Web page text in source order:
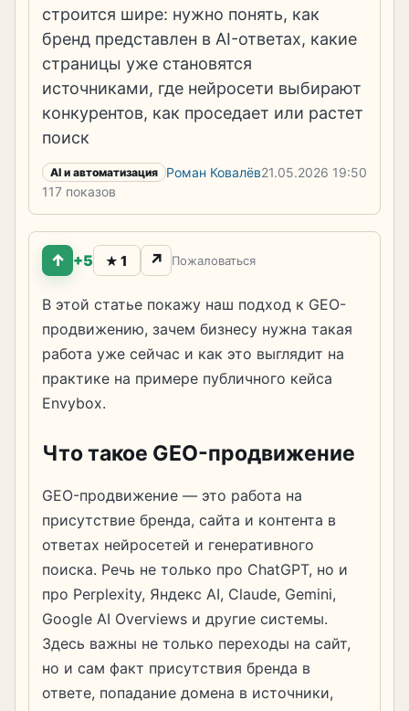
строится шире: нужно понять, как
бренд представлен в AI-ответах, какие
страницы уже становятся
источниками, где нейросети выбирают
конкурентов, как проседает или растет
поиск
AI и автоматизация Роман Ковалёв21.05.2026 19:50
117 показов
↑ +5 ★ 1 ↗ Пожаловаться
В этой статье покажу наш подход к GEO-
продвижению, зачем бизнесу нужна такая
работа уже сейчас и как это выглядит на
практике на примере публичного кейса
Envybox.
Что такое GEO-продвижение
GEO-продвижение — это работа на
присутствие бренда, сайта и контента в
ответах нейросетей и генеративного
поиска. Речь не только про ChatGPT, но и
про Perplexity, Яндекс AI, Claude, Gemini,
Google AI Overviews и другие системы.
Здесь важны не только переходы на сайт,
но и сам факт присутствия бренда в
ответе, попадание домена в источники,